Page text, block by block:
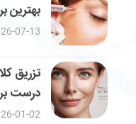
بهترین
07-13
تزریق
درست
01-02